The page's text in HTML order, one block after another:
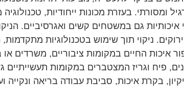
ומסורתי. בעזרת מכונות ייחודיות,
איכותיות גם במשטחים קשים ואגרסיביים.
ירוקים. ניקוי תוך שימוש בטכנולוגיות
איכות החיים במקומות ציבוריים, משרדים
פיח וגריז המצטברים במקומות תעשייתיים
בקרת איכות, סביבת עבודה בריאה ונקייה